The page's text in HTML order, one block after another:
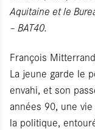
Aquitaine et le
– BAT40.
François
La jeune garde le
envahi, et son
années 90, une
la politique,